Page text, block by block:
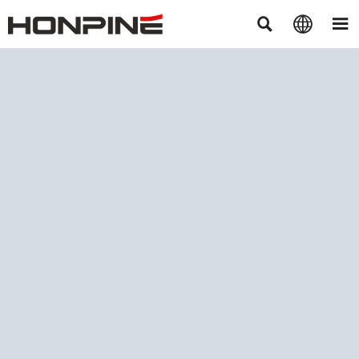
  